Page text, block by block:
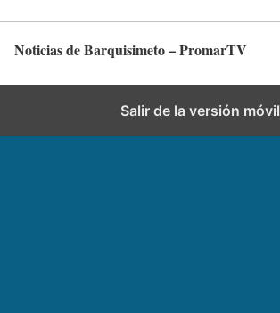
Noticias de Barquisimeto – PromarTV
Salir de la versión móvil